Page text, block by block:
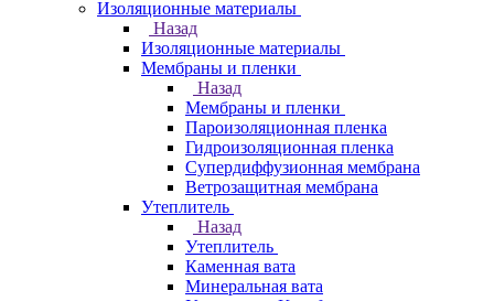
Изоляционные материалы
Назад
Изоляционные материалы
Мембраны и пленки
Назад
Мембраны и пленки
Пароизоляционная пленка
Гидроизоляционная пленка
Супердиффузионная мембрана
Ветрозащитная мембрана
Утеплитель
Назад
Утеплитель
Каменная вата
Минеральная вата